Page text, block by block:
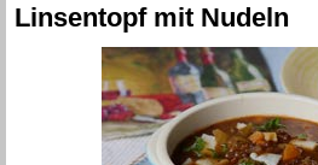
Linsentopf mit Nudeln